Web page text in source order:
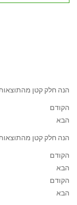
הנה חלק קטן
הקודם
הבא
הנה חלק קטן
הקודם
הבא
הקודם
הבא